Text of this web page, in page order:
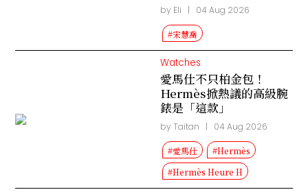
by Eli | 04 Aug 2026
#宋慧喬
Watches
愛馬仕不只柏金包！
Hermès掀熱議的高級腕
錶是「這款」
by Taitan | 04 Aug 2026
#愛馬仕
#Hermès
#Hermès Heure H